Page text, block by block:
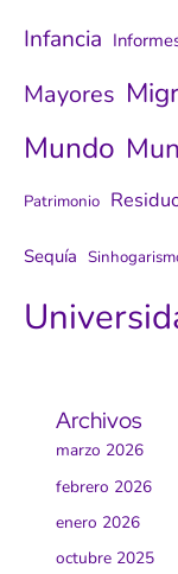
Infancia
Mayores
Mundo
Patrimonio
Sequía
Archivos
marzo 2026
febrero 2026
enero 2026
octubre 2025